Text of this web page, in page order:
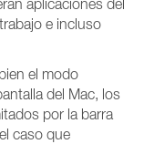
aplicaciones del
e incluso
el modo
del Mac, los
por la barra
caso que